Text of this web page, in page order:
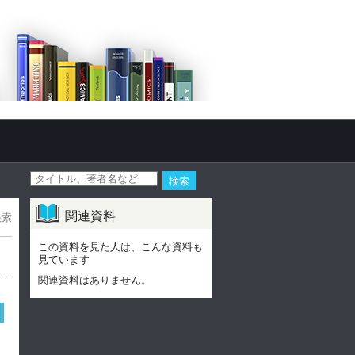
関連資料
この資料を見た人は、こんな資料も
見ています
関連資料はありません。